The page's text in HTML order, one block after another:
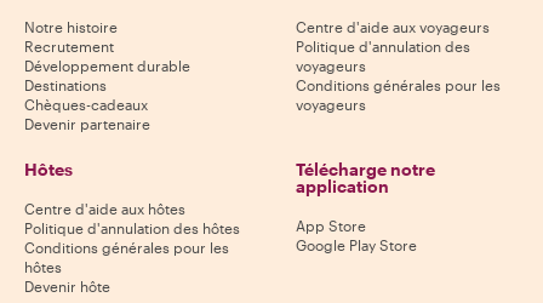
Notre histoire
Recrutement
Développement durable
Destinations
Chèques-cadeaux
Devenir partenaire
Centre d'aide aux voyageurs
Politique d'annulation des
voyageurs
Conditions générales pour les
voyageurs
Hôtes
Centre d'aide aux hôtes
Politique d'annulation des hôtes
Conditions générales pour les
hôtes
Devenir hôte
Télécharge notre
application
App Store
Google Play Store